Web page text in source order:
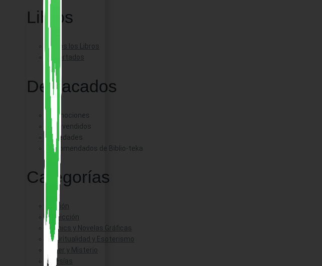
Libros
Todos los Libros
Importados
Destacados
Promociones
Más vendidos
Novedades
Recomendados de Biblio-teka
Categorías
Ficción
No Ficción
Comics y Novelas Gráficas
Espiritualidad y Esoterismo
Triller y Misterio
Poesías